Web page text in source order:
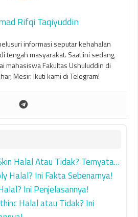
Rifqi Taqiyuddin
informasi seputar kehahalan
tengah masyarakat. Saat ini sedang
mahasiswa Fakultas Ushuluddin di
Mesir. Ikuti kami di Telegram!
Halal Atau Tidak? Ternyata…
Halal? Ini Fakta Sebenarnya!
Ini Penjelasannya!
Halal atau Tidak? Ini